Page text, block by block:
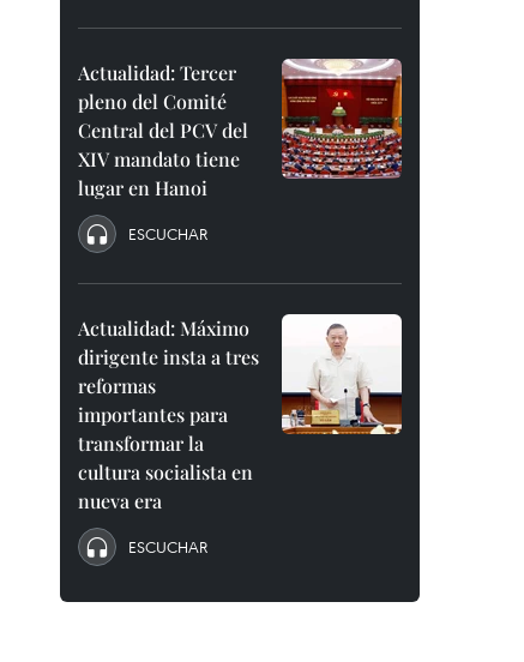
Actualidad: Tercer
pleno del Comité
Central del PCV del
XIV mandato tiene
lugar en Hanoi
ESCUCHAR
Actualidad: Máximo
dirigente insta a tres
reformas
importantes para
transformar la
cultura socialista en
nueva era
ESCUCHAR